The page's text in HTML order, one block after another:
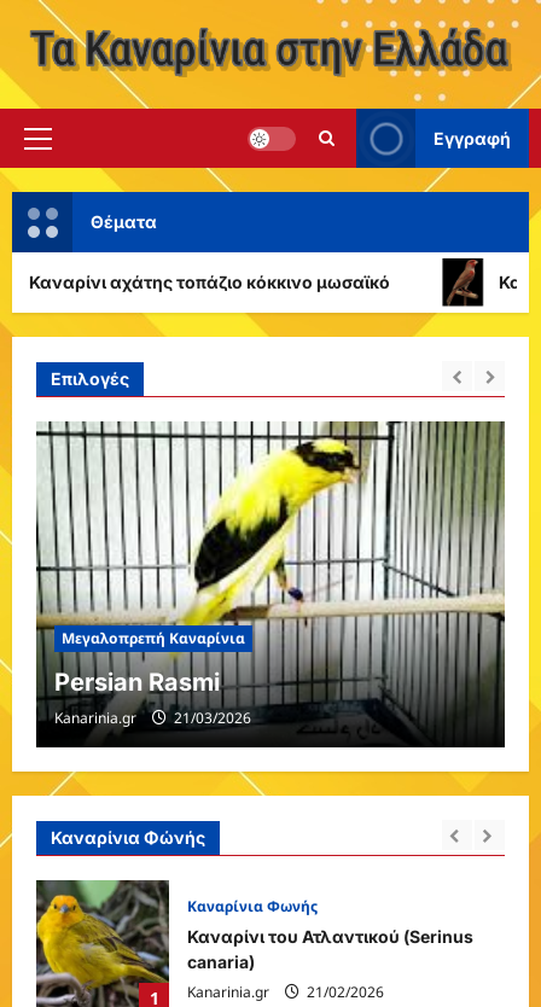
content
Primary
Εγγραφή
Θέματα
Καναρίνι αχάτης τοπάζιο κόκκινο μωσαϊκό
Καναρίνια Φώνής
1
Καναρίνια Φωνής
Καναρίνι του Ατλαντικού (Serinus
canaria)
Kanarinia.gr
21/02/2026
Επιλογές
Μεγαλοπρεπή Καναρίνια
Persian Rasmi
Kanarinia.gr 21/03/2026